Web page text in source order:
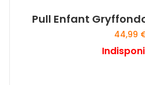
Pull Enfant
44,99